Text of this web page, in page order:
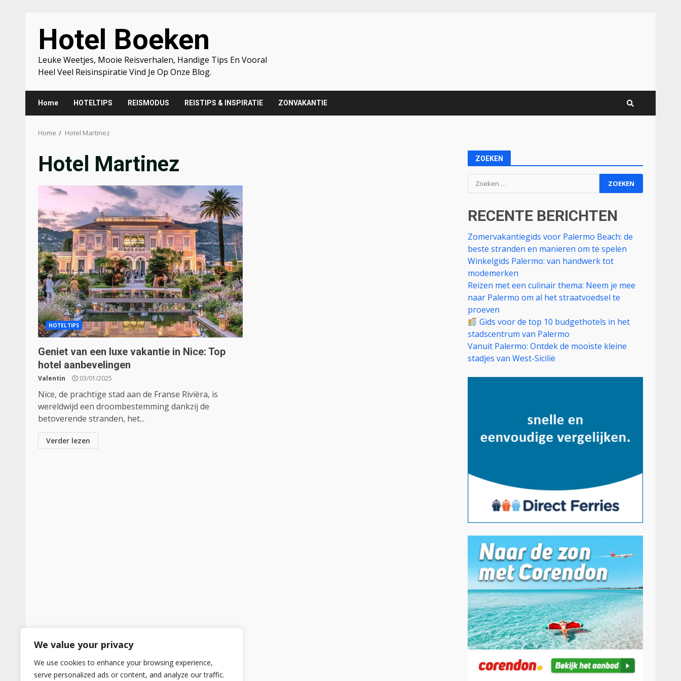
We value your privacy
We use cookies to enhance your browsing experience,
serve personalized ads or content, and analyze our traffic.
content
Hotel Boeken
Leuke Weetjes, Mooie Reisverhalen, Handige Tips En Vooral
Heel Veel Reisinspiratie Vind Je Op Onze Blog.
Home HOTELTIPS REISMODUS REISTIPS & INSPIRATIE ZONVAKANTIE
Home Hotel Martinez
Hotel Martinez
HOTELTIPS
Geniet van een luxe vakantie in Nice: Top
hotel aanbevelingen
Valentin 03/01/2025
Nice, de prachtige stad aan de Franse Rivièra, is
wereldwijd een droombestemming dankzij de
betoverende stranden, het...
Verder lezen
ZOEKEN
Zoeken
naar:
RECENTE BERICHTEN
Zomervakantiegids voor Palermo Beach: de
beste stranden en manieren om te spelen
Winkelgids Palermo: van handwerk tot
modemerken
Reizen met een culinair thema: Neem je mee
naar Palermo om al het straatvoedsel te
proeven
Gids voor de top 10 budgethotels in het
stadscentrum van Palermo
Vanuit Palermo: Ontdek de mooiste kleine
stadjes van West-Sicilië